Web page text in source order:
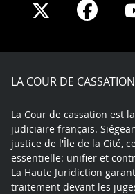
Share
X
Share
LA COUR DE CASSATION
La Cour de cassation est
judiciaire français.
justice de l'Île de la Cité,
essentielle: unifier et
La Haute Juridiction
traitement devant les